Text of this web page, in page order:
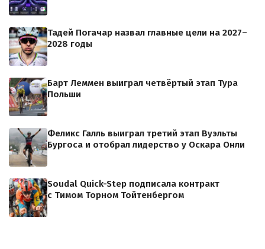
Тадей Погачар назвал главные цели на 2027–
2028 годы
Барт Леммен выиграл четвёртый этап Тура
Польши
Феликс Галль выиграл третий этап Вуэльты
Бургоса и отобрал лидерство у Оскара Онли
Soudal Quick-Step подписала контракт
с Тимом Торном Тойтенбергом